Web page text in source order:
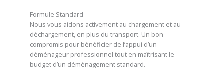
Formule Standard
Nous vous aidons activement au chargement et au
déchargement, en plus du transport. Un bon
compromis pour bénéficier de l’appui d’un
déménageur professionnel tout en maîtrisant le
budget d’un déménagement standard.